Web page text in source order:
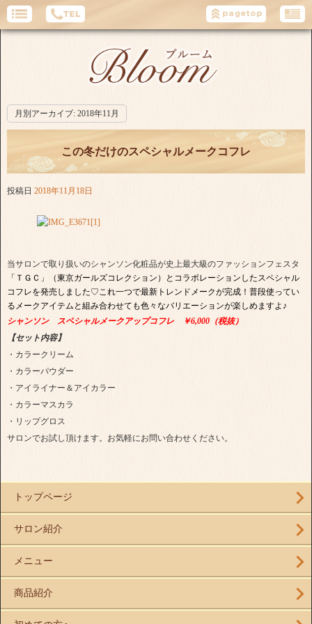
月別アーカイブ: 2018年11月
この冬だけのスペシャルメークコフレ
投稿日 2018年11月18日
当サロンで取り扱いのシャンソン化粧品が史上最大級のファッションフェスタ
「ＴＧＣ」
（東京ガールズコレクション）とコラボレーションしたスペシャル
コフレを発売しました♡これ一つで最新トレンドメークが完成！普段使ってい
るメークアイテムと組み合わせても色々なバリエーションが楽しめますよ♪
シャンソン スペシャルメークアップコフレ ￥6,000（税抜）
【セット内容】
・カラークリーム
・カラーパウダー
・アイライナー＆アイカラー
・カラーマスカラ
・リップグロス
サロンでお試し頂けます。お気軽にお問い合わせください。
トップページ
サロン紹介
メニュー
商品紹介